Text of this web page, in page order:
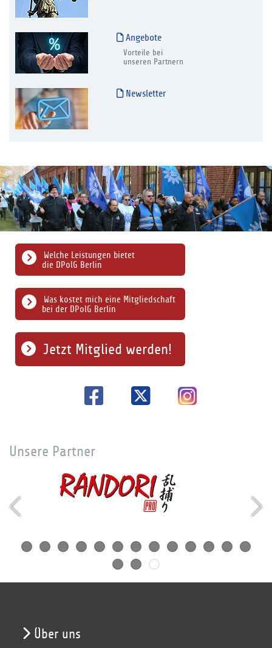
Angebote
Vorteile bei
unseren Partnern
Newsletter
Was kostet mich eine Mitgliedschaft
bei der DPolG Berlin
Welche Leistungen bietet
die DPolG Berlin
Jetzt Mitglied werden!
Unsere Partner
Über uns